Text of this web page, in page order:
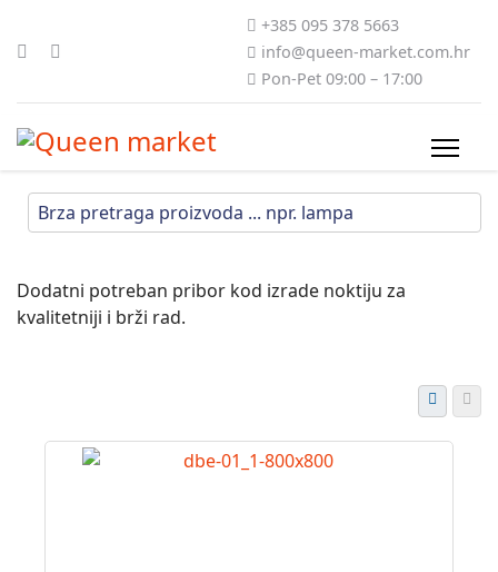
+385 095 378 5663
info@queen-market.com.hr
Pon-Pet 09:00 – 17:00
Dodatni potreban pribor kod izrade noktiju za
kvalitetniji i brži rad.